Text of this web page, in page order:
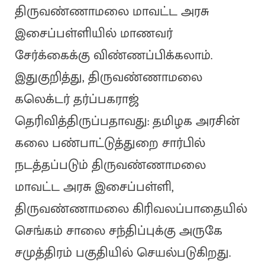
திருவண்ணாமலை மாவட்ட அரசு
இசைப்பள்ளியில் மாணவர்
சேர்க்கைக்கு விண்ணப்பிக்கலாம்.
இதுகுறித்து, திருவண்ணாமலை
கலெக்டர் தர்ப்பகராஜ்
தெரிவித்திருப்பதாவது: தமிழக அரசின்
கலை பண்பாட்டுத்துறை சார்பில்
நடத்தப்படும் திருவண்ணாமலை
மாவட்ட அரசு இசைப்பள்ளி,
திருவண்ணாமலை கிரிவலப்பாதையில்
செங்கம் சாலை சந்திப்புக்கு அருகே
சமுத்திரம் பகுதியில் செயல்படுகிறது.